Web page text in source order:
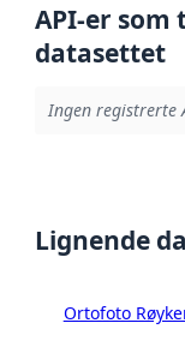
API-er
datasettet
Ingen registrerte
Lignende
Ortofoto